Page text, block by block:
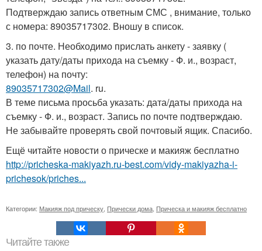
Подтверждаю запись ответным СМС , внимание, только
с номера: 89035717302. Вношу в список.
3. по почте. Необходимо прислать анкету - заявку (
указать дату/даты прихода на съемку - Ф. и., возраст,
телефон) на почту:
89035717302@Mail. ru.
В теме письма просьба указать: дата/даты прихода на
съемку - Ф. и., возраст. Запись по почте подтверждаю.
Не забывайте проверять свой почтовый ящик. Спасибо.
Ещё читайте новости о прическе и макияж бесплатно
http://pricheska-makiyazh.ru-best.com/vidy-makiyazha-i-
prichesok/priches...
Категории: Макияж под прическу Прически дома Прическа и макияж бесплатно
Читайте также